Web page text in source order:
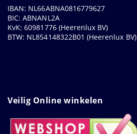
IBAN: NL66ABNA0816779627
BIC: ABNANL2A
KvK: 60981776 (Heerenlux BV)
BTW: NL854148322B01 (Heerenlux BV)
Veilig Online winkelen